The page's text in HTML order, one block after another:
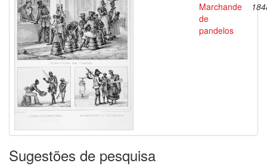
Marchande
de
pandelos
Sugestões de pesquisa